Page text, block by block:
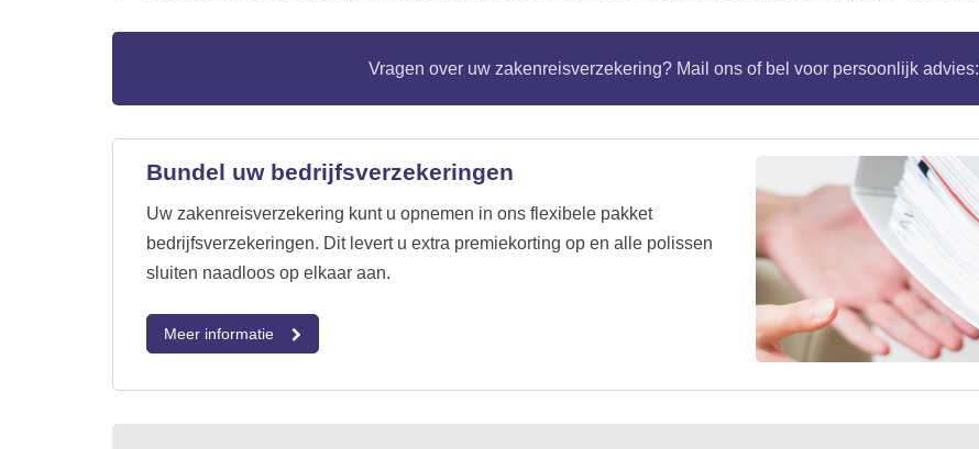
Vragen over uw zakenreisverzekering? Mail ons of bel voor persoonlijk advies:
Bundel uw bedrijfsverzekeringen
Uw zakenreisverzekering kunt u opnemen in ons flexibele pakket
bedrijfsverzekeringen. Dit levert u extra premiekorting op en alle polissen
sluiten naadloos op elkaar aan.
Meer informatie